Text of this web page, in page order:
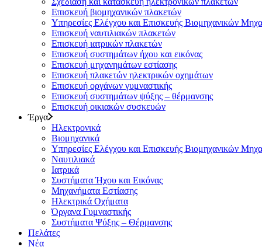
Επισκευή βιομηχανικών πλακετών
Υπηρεσίες Ελέγχου και Επισκευής Βιομηχανικών
Επισκευή ναυτιλιακών πλακετών
Επισκευή ιατρικών πλακετών
Επισκευή συστημάτων ήχου και εικόνας
Επισκευή μηχανημάτων εστίασης
Επισκευή πλακετών ηλεκτρικών οχημάτων
Επισκευή οργάνων γυμναστικής
Επισκευή συστημάτων ψύξης – θέρμανσης
Επισκευή οικιακών συσκευών
Έργα
Ηλεκτρονικά
Βιομηχανικά
Υπηρεσίες Ελέγχου και Επισκευής Βιομηχανικών
Ναυτιλιακά
Ιατρικά
Συστήματα Ήχου και Εικόνας
Μηχανήματα Εστίασης
Ηλεκτρικά Οχήματα
Όργανα Γυμναστικής
Συστήματα Ψύξης – Θέρμανσης
Πελάτες
Νέα